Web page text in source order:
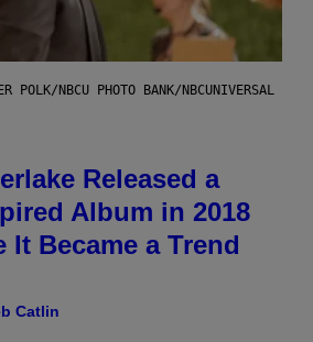
POLK/NBCU PHOTO BANK/NBCUNIVERSAL
Released a
Album in 2018
It Became a Trend
Catlin